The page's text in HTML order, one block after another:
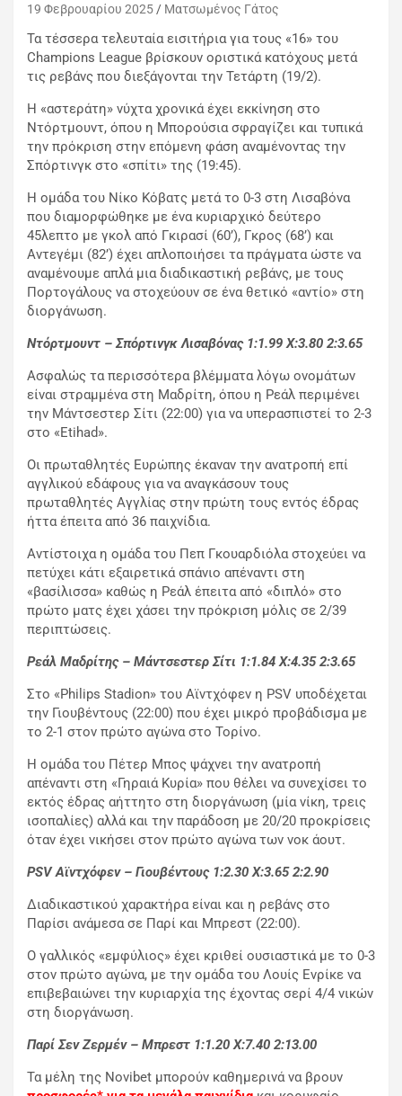
19 Φεβρουαρίου 2025 Ματσωμένος Γάτος
Τα τέσσερα τελευταία εισιτήρια για τους «16» του
Champions League βρίσκουν οριστικά κατόχους μετά
τις ρεβάνς που διεξάγονται την Τετάρτη (19/2).
Η «αστεράτη» νύχτα χρονικά έχει εκκίνηση στο
Ντόρτμουντ, όπου η Μπορούσια σφραγίζει και τυπικά
την πρόκριση στην επόμενη φάση αναμένοντας την
Σπόρτινγκ στο «σπίτι» της (19:45).
Η ομάδα του Νίκο Κόβατς μετά το 0-3 στη Λισαβόνα
που διαμορφώθηκε με ένα κυριαρχικό δεύτερο
45λεπτο με γκολ από Γκιρασί (60’), Γκρος (68’) και
Αντεγέμι (82’) έχει απλοποιήσει τα πράγματα ώστε να
αναμένουμε απλά μια διαδικαστική ρεβάνς, με τους
Πορτογάλους να στοχεύουν σε ένα θετικό «αντίο» στη
διοργάνωση.
Ντόρτμουντ – Σπόρτινγκ Λισαβόνας 1:1.99X:3.80 2:3.65
Ασφαλώς τα περισσότερα βλέμματα λόγω ονομάτων
είναι στραμμένα στη Μαδρίτη, όπου η Ρεάλ περιμένει
την Μάντσεστερ Σίτι (22:00) για να υπερασπιστεί το 2-3
στο «Etihad».
Οι πρωταθλητές Ευρώπης έκαναν την ανατροπή επί
αγγλικού εδάφους για να αναγκάσουν τους
πρωταθλητές Αγγλίας στην πρώτη τους εντός έδρας
ήττα έπειτα από 36 παιχνίδια.
Αντίστοιχα η ομάδα του Πεπ Γκουαρδιόλα στοχεύει να
πετύχει κάτι εξαιρετικά σπάνιο απέναντι στη
«βασίλισσα» καθώς η Ρεάλ έπειτα από «διπλό» στο
πρώτο ματς έχει χάσει την πρόκριση μόλις σε 2/39
περιπτώσεις.
Ρεάλ Μαδρίτης – Μάντσεστερ Σίτι 1:1.84X:4.35 2:3.65
Στο «Philips Stadion» του Αϊντχόφεν η PSV υποδέχεται
την Γιουβέντους (22:00) που έχει μικρό προβάδισμα με
το 2-1 στον πρώτο αγώνα στο Τορίνο.
Η ομάδα του Πέτερ Μπος ψάχνει την ανατροπή
απέναντι στη «Γηραιά Κυρία» που θέλει να συνεχίσει το
εκτός έδρας αήττητο στη διοργάνωση (μία νίκη, τρεις
ισοπαλίες) αλλά και την παράδοση με 20/20 προκρίσεις
όταν έχει νικήσει στον πρώτο αγώνα των νοκ άουτ.
PSV Αϊντχόφεν – Γιουβέντους 1:2.30X:3.65 2:2.90
Διαδικαστικού χαρακτήρα είναι και η ρεβάνς στο
Παρίσι ανάμεσα σε Παρί και Μπρεστ (22:00).
Ο γαλλικός «εμφύλιος» έχει κριθεί ουσιαστικά με το 0-3
στον πρώτο αγώνα, με την ομάδα του Λουίς Ενρίκε να
επιβεβαιώνει την κυριαρχία της έχοντας σερί 4/4 νικών
στη διοργάνωση.
Παρί Σεν Ζερμέν – Μπρεστ 1:1.20X:7.40 2:13.00
Τα μέλη της Novibet μπορούν καθημερινά να βρουν